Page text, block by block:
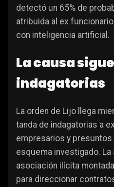
detectó un 65% de
atribuida al ex
con inteligencia artificial.
La causa
indagatorias
La orden de Lijo llega
tanda de indagatorias a
empresarios y presuntos
esquema investigado. La
asociación ilícita
para direccionar